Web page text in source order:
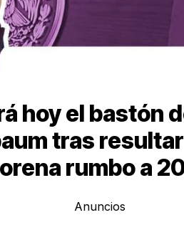
hoy el bastón
tras
rumbo a
Anuncios